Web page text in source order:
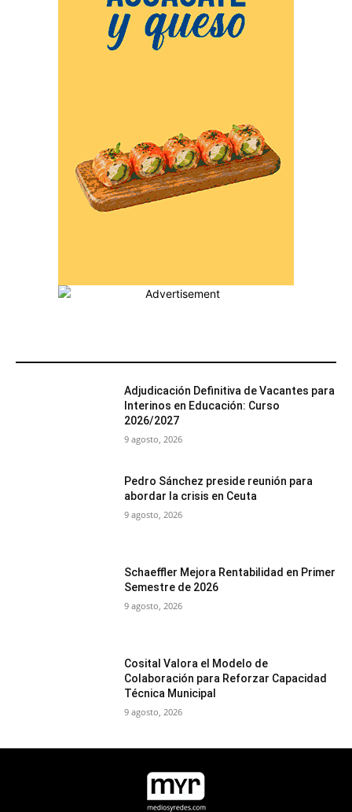
Adjudicación Definitiva de Vacantes para
Interinos en Educación: Curso
2026/2027
9 agosto, 2026
Pedro Sánchez preside reunión para
abordar la crisis en Ceuta
9 agosto, 2026
Schaeffler Mejora Rentabilidad en Primer
Semestre de 2026
9 agosto, 2026
Cosital Valora el Modelo de
Colaboración para Reforzar Capacidad
Técnica Municipal
9 agosto, 2026